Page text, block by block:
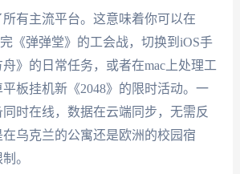
有主流平台。这意味着你可以在
《弹弹堂》的工会战，切换到iOS手
》的日常任务，或者在mac上处理工
板挂机新《2048》的限时活动。一
时在线，数据在云端同步，无需反
乌克兰的公寓还是欧洲的校园宿
。